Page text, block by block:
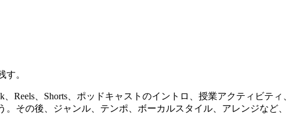
。
Reels、Shorts、ポッドキャストのイントロ、授業アクティビティ、
その後、ジャンル、テンポ、ボーカルスタイル、アレンジなど、